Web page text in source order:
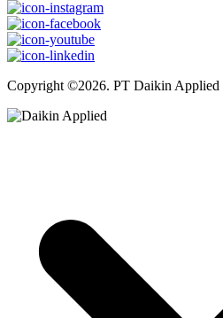
Copyright ©2026. PT Daikin Applied